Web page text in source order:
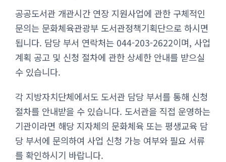
공공도서관 개관시간 연장 지원사업에 관한 구체적인
문의는 문화체육관광부 도서관정책기획단으로 하시면
됩니다. 담당 부서 연락처는 044-203-2622이며, 사업
계획 공고 및 신청 절차에 관한 상세한 안내를 받으실
수 있습니다.
각 지방자치단체에서도 도서관 담당 부서를 통해 신청
절차를 안내받을 수 있습니다. 도서관을 직접 운영하는
기관이라면 해당 지자체의 문화체육 또는 평생교육 담
당 부서에 문의하여 사업 신청 가능 여부와 필요 서류
를 확인하시기 바랍니다.